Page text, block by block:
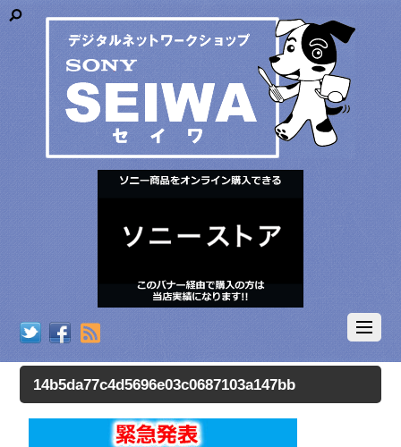
14b5da77c4d5696e03c0687103a147bb